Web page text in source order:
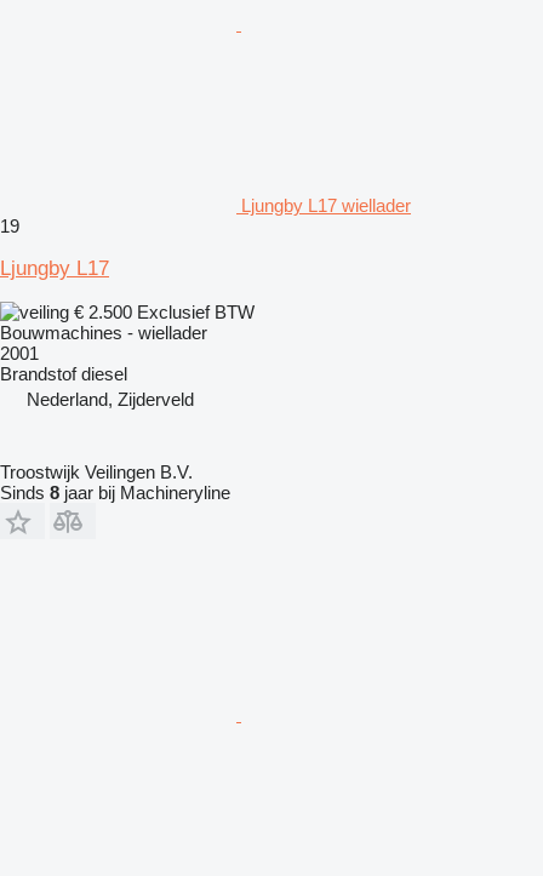
Ljungby L17 wiellader
19
Ljungby L17
€ 2.500 Exclusief BTW
Bouwmachines - wiellader
2001
Brandstof diesel
Nederland, Zijderveld
Troostwijk Veilingen B.V.
Sinds 8 jaar bij Machineryline